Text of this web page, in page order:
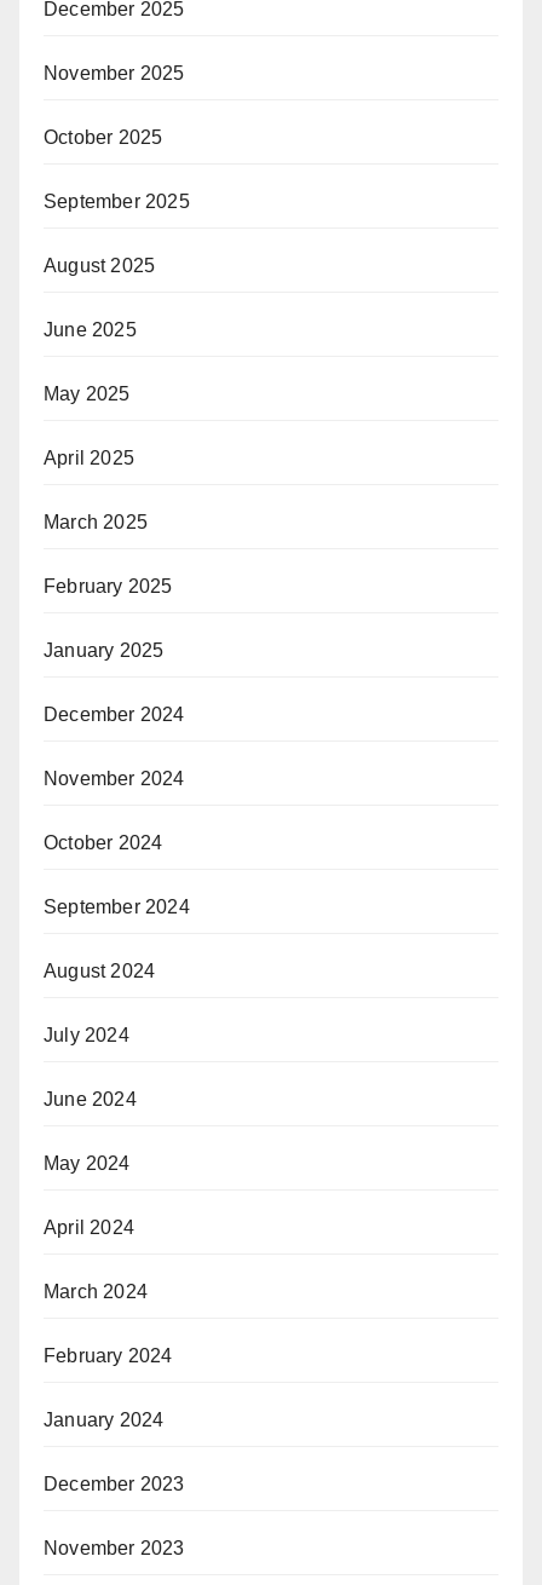
December 2025
November 2025
October 2025
September 2025
August 2025
June 2025
May 2025
April 2025
March 2025
February 2025
January 2025
December 2024
November 2024
October 2024
September 2024
August 2024
July 2024
June 2024
May 2024
April 2024
March 2024
February 2024
January 2024
December 2023
November 2023